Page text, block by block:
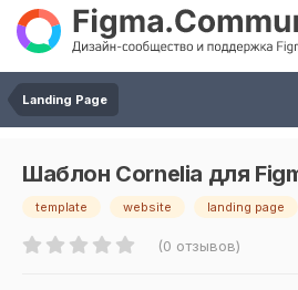
Landing Page
Шаблон Cornelia для
template website landing page
(0 отзывов)